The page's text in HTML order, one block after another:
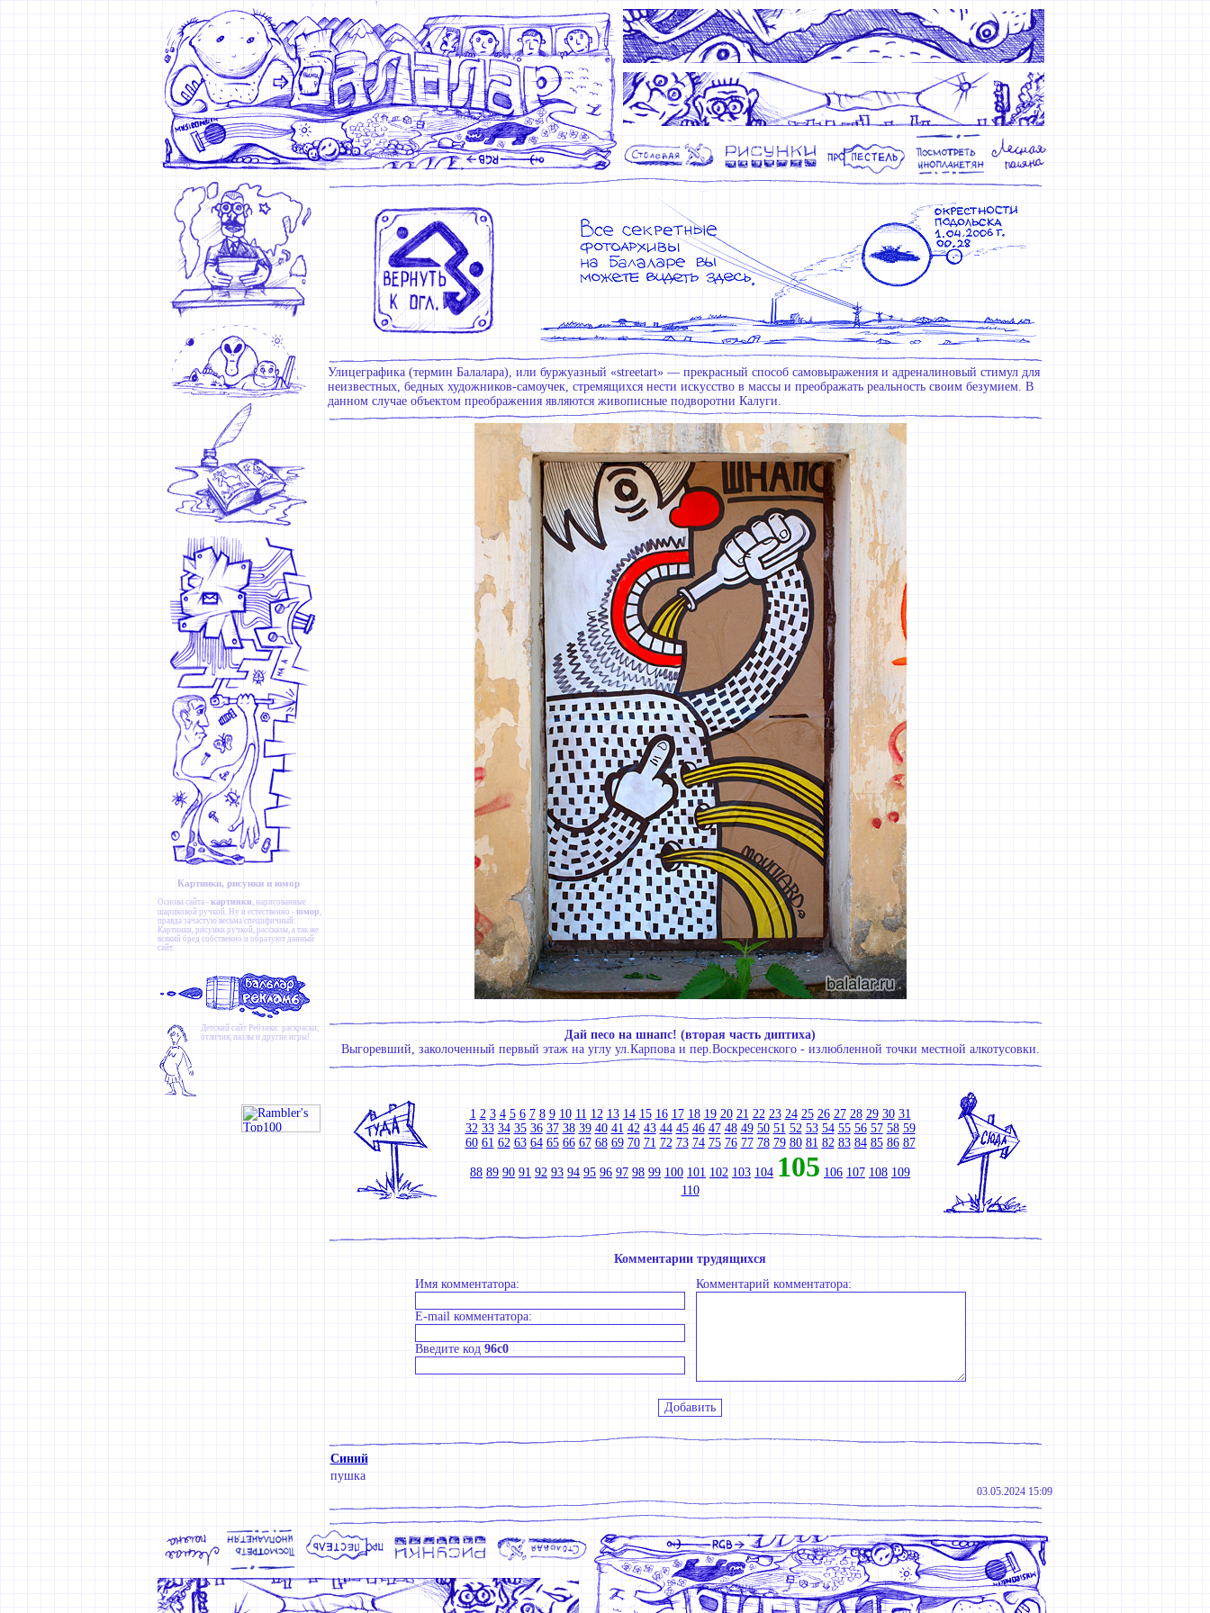
Картинки, рисунки и юмор
Основа сайта - картинки, нарисованные
шариковой ручкой. Ну и естественно - юмор,
правда зачастую весьма специфичный.
Картинки, рисунки ручкой, рассказы, а так же
всякий бред собственно и образуют данный
сайт.
Детский сайт Ребзики: раскраски,
отличия, пазлы и другие игры!
Улицеграфика (термин Балалара), или буржуазный «streetart» — прекрасный способ самовыражения и адреналиновый стимул для
неизвестных, бедных художников-самоучек, стремящихся нести искусство в массы и преображать реальность своим безумием. В
данном случае объектом преображения являются живописные подворотни Калуги.
Дай песо на шнапс! (вторая часть диптиха)
Выгоревший, заколоченный первый этаж на углу ул.Карпова и пер.Воскресенского - излюбленной точки местной алкотусовки.
1 2 3 4 5 6 7 8 9 10 11 12 13 14 15 16 17 18 19 20 21 22 23 24 25 26 27 28 29 30 31
32 33 34 35 36 37 38 39 40 41 42 43 44 45 46 47 48 49 50 51 52 53 54 55 56 57 58 59
60 61 62 63 64 65 66 67 68 69 70 71 72 73 74 75 76 77 78 79 80 81 82 83 84 85 86 87
88 89 90 91 92 93 94 95 96 97 98 99 100 101 102 103 104 105 106 107 108 109
110
Комментарии трудящихся
Имя комментатора:
E-mail комментатора:
Введите код 96c0
Комментарий комментатора:
Синий
пушка
03.05.2024 15:09